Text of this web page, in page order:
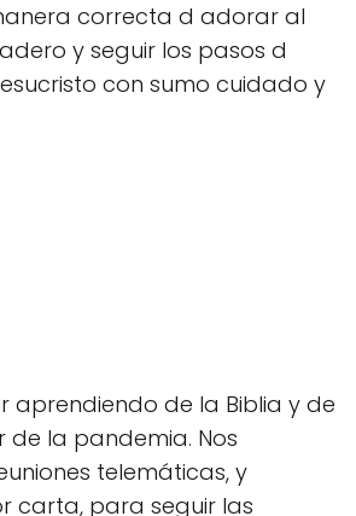
correcta d adorar al
y seguir los pasos d
con sumo cuidado y
aprendiendo de la Biblia y de
de la pandemia. Nos
telemáticas, y
carta, para seguir las